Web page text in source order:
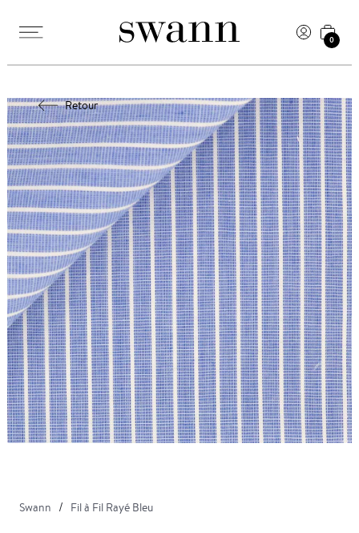
0
Retour
Swann Fil à Fil Rayé Bleu